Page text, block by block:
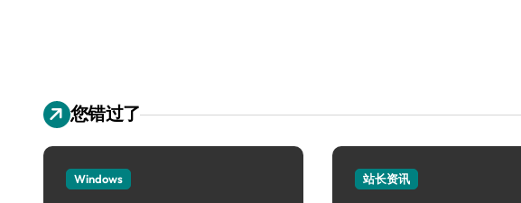
您错过了
Windows 站长资讯